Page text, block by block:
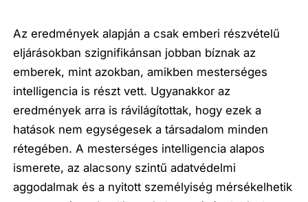
Az eredmények alapján a csak emberi részvételű
eljárásokban szignifikánsan jobban bíznak az
emberek, mint azokban, amikben mesterséges
intelligencia is részt vett. Ugyanakkor az
eredmények arra is rávilágítottak, hogy ezek a
hatások nem egységesek a társadalom minden
rétegében. A mesterséges intelligencia alapos
ismerete, az alacsony szintű adatvédelmi
aggodalmak és a nyitott személyiség mérsékelhetik